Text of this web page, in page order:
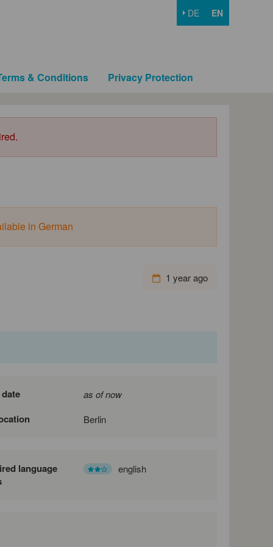
DE EN
& Conditions Privacy Protection
in German
1 year ago
as of now
Berlin
language
english